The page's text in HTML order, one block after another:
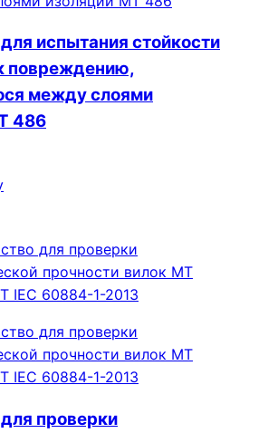
испытания стойкости
повреждению,
между слоями
486
проверки